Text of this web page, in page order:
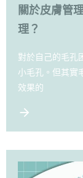
關於皮膚管
理？
對於自己的毛孔
小毛孔。但其實
效果的